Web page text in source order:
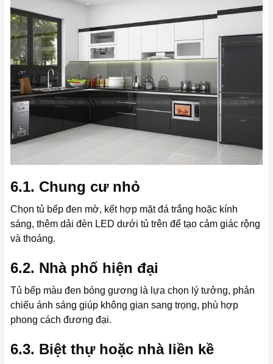
6.1. Chung cư nhỏ
Chọn tủ bếp đen mờ, kết hợp mặt đá trắng hoặc kính
sáng, thêm dải đèn LED dưới tủ trên để tạo cảm giác rộng
và thoáng.
6.2. Nhà phố hiện đại
Tủ bếp màu đen bóng gương là lựa chọn lý tưởng, phản
chiếu ánh sáng giúp không gian sang trọng, phù hợp
phong cách đương đại.
6.3. Biệt thự hoặc nhà liền kề